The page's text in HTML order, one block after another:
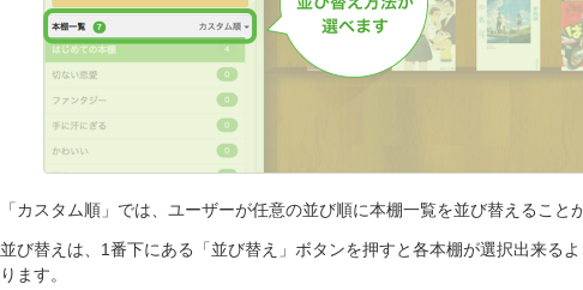
「カスタム順」では、ユーザーが任意の並び順に本棚一覧を並び替えること
並び替えは、1番下にある「並び替え」ボタンを押すと各本棚が選択出来る
ります。